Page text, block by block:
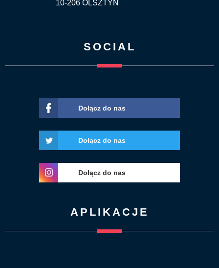
10-206 OLSZTYN
SOCIAL
Dołącz do nas
Dołącz do nas
Dołącz do nas
APLIKACJE